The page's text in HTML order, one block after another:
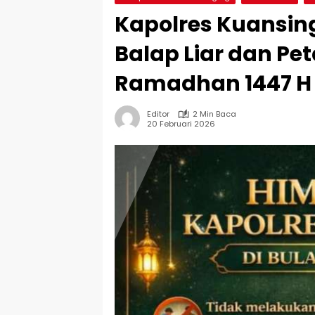
Kapolres
Balap Liar dan
Ramadhan 1447 H
Editor
2 Min Baca
20 Februari 2026